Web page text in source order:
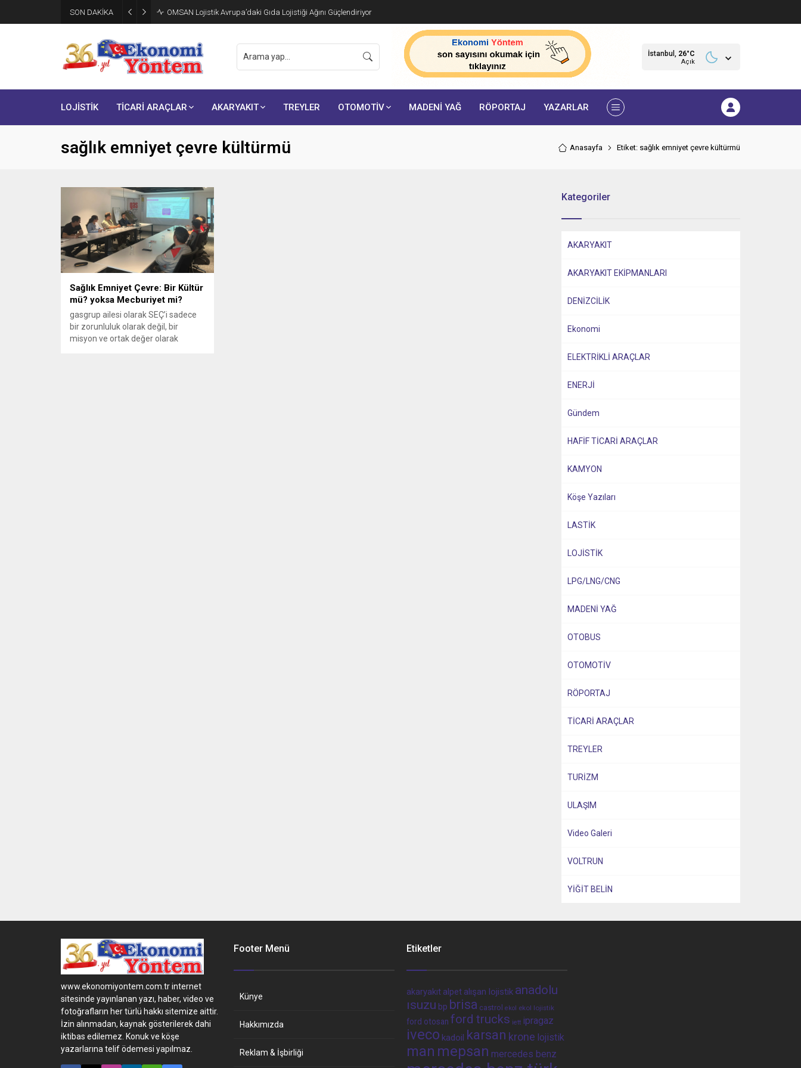
SON DAKİKA OMSAN Lojistik Avrupa’daki Gıda Lojistiği Ağını Güçlendiriyor
İstanbul, 26°C
Açık
LOJİSTİK TİCARİ ARAÇLAR AKARYAKIT TREYLER OTOMOTİV MADENİ YAĞ RÖPORTAJ YAZARLAR
sağlık emniyet çevre kültürmü Anasayfa Etiket: sağlık emniyet çevre kültürmü
Sağlık Emniyet Çevre: Bir Kültür
mü? yoksa Mecburiyet mi?
gasgrup ailesi olarak SEÇ’i sadece
bir zorunluluk olarak değil, bir
misyon ve ortak değer olarak
Kategoriler
AKARYAKIT
AKARYAKIT EKİPMANLARI
DENİZCİLİK
Ekonomi
ELEKTRİKLİ ARAÇLAR
ENERJİ
Gündem
HAFİF TİCARİ ARAÇLAR
KAMYON
Köşe Yazıları
LASTİK
LOJİSTİK
LPG/LNG/CNG
MADENİ YAĞ
OTOBUS
OTOMOTİV
RÖPORTAJ
TİCARİ ARAÇLAR
TREYLER
TURİZM
ULAŞIM
Video Galeri
VOLTRUN
YİĞİT BELİN
www.ekonomiyontem.com.tr internet
sitesinde yayınlanan yazı, haber, video ve
fotoğrafların her türlü hakkı sitemize aittir.
İzin alınmadan, kaynak gösterilerek dahi
iktibas edilemez. Konuk ve köşe
yazarlarına telif ödemesi yapılmaz.
Footer Menü
Künye
Hakkımızda
Reklam & İşbirliği
Etiketler
akaryakıt alpet alışan lojistik anadolu
ısuzu bp brisa castrol ekol ekol lojistik
ford otosan ford trucks iett ipragaz
iveco kadoil karsan krone lojistik
man mepsan mercedes benz